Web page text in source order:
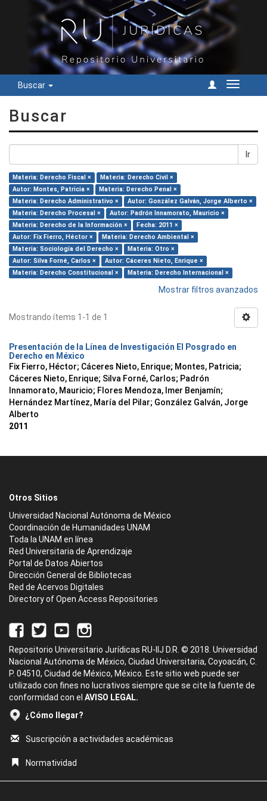
Buscar
Cambiar
Buscar
Ir
Materia: Derecho Fiscal ×
Materia: Derecho Civil ×
Autor: Montes, Patricia ×
Materia: Derecho Penal ×
Materia: Derecho Administrativo ×
Autor: González Galván, Jorge Alberto ×
Materia: Derecho Procesal ×
Autor: Padrón Innamorato, Mauricio ×
Materia: Derecho de la Información ×
Fecha: 2011 ×
Autor: Fix Fierro, Héctor ×
Materia: Derecho Ambiental ×
Materia: Sociología del Derecho ×
Materia: Otro ×
Autor: Silva Forné, Carlos ×
Autor: Cáceres Nieto, Enrique ×
Materia: Derecho Constitucional ×
Materia: Derecho Internacional ×
Mostrar filtros avanzados
Mostrando ítems 1-1 de 1
Presentación de la Línea de Investigación El Posgrado en
Derecho en México
Fix Fierro, Héctor; Cáceres Nieto, Enrique; Montes, Patricia;
Cáceres Nieto, Enrique; Silva Forné, Carlos; Padrón
Innamorato, Mauricio; Flores Mendoza, Imer Benjamín;
Hernández Martínez, María del Pilar; González Galván, Jorge
Alberto
2011
Otros Sitios
Universidad Nacional Autónoma de México
Coordinación de Humanidades UNAM
Toda la UNAM en línea
Red Universitaria de Aprendizaje
Portal de Datos Abiertos
Dirección General de Bibliotecas
Red de Acervos Digitales
Directory of Open Access Repositories
Repositorio Universitario Jurídicas RU-IIJ D.R. © 2018. Universidad
Nacional Autónoma de México, Ciudad Universitaria, Coyoacán, C.
P. 04510, Ciudad de México, México. Este sitio web puede ser
utilizado con fines no lucrativos siempre que se cite la fuente de
conformidad con el AVISO LEGAL.
¿Cómo llegar?
Suscripción a actividades académicas
Normatividad